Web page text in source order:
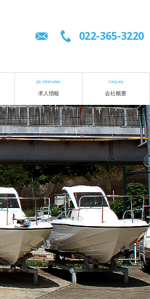
022-365-3220
Job Information
求人情報
Company
会社概要